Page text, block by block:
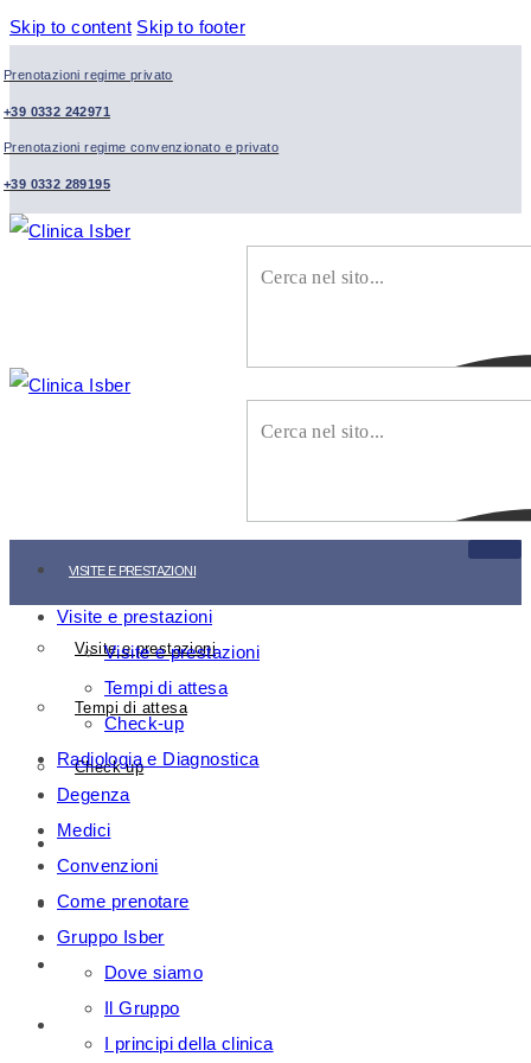
Skip to content Skip to footer
Prenotazioni regime privato
+39 0332 242971
Prenotazioni regime convenzionato e privato
+39 0332 289195
VISITE E PRESTAZIONI
Visite e prestazioni
Tempi di attesa
Check-up
DEGENZA
MEDICI
Visite e prestazioni
Visite e prestazioni
Tempi di attesa
Check-up
Radiologia e Diagnostica
Degenza
Medici
Convenzioni
Come prenotare
Gruppo Isber
Dove siamo
Il Gruppo
I principi della clinica